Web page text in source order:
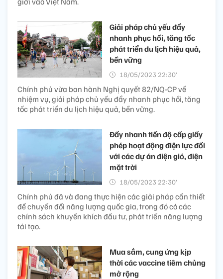
Giải pháp chủ yếu đẩy
nhanh phục hồi, tăng tốc
phát triển du lịch hiệu quả,
bền vững
18/05/2023 22:30’
Chính phủ vừa ban hành Nghị quyết 82/NQ-CP về
nhiệm vụ, giải pháp chủ yếu đẩy nhanh phục hồi, tăng
tốc phát triển du lịch hiệu quả, bền vững.
Đẩy nhanh tiến độ cấp giấy
phép hoạt động điện lực đối
với các dự án điện gió, điện
mặt trời
18/05/2023 22:30’
Chính phủ đã và đang thực hiện các giải pháp cần thiết
để chuyển đổi năng lượng quốc gia, trong đó có các
chính sách khuyến khích đầu tư, phát triển năng lượng
tái tạo.
Mua sắm, cung ứng kịp
thời các vaccine tiêm chủng
mở rộng